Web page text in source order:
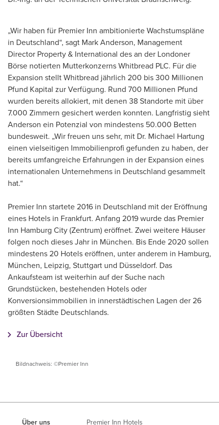
„Wir haben für Premier Inn ambitionierte Wachstumspläne
in Deutschland“, sagt Mark Anderson, Management
Director Property & International des an der Londoner
Börse notierten Mutterkonzerns Whitbread PLC. Für die
Expansion stellt Whitbread jährlich 200 bis 300 Millionen
Pfund Kapital zur Verfügung. Rund 700 Millionen Pfund
wurden bereits allokiert, mit denen 38 Standorte mit über
7.000 Zimmern gesichert werden konnten. Langfristig sieht
Anderson ein Potenzial von mindestens 50.000 Betten
bundesweit. „Wir freuen uns sehr, mit Dr. Michael Hartung
einen vielseitigen Immobilienprofi gefunden zu haben, der
bereits umfangreiche Erfahrungen in der Expansion eines
internationalen Unternehmens in Deutschland gesammelt
hat.“
Premier Inn startete 2016 in Deutschland mit der Eröffnung
eines Hotels in Frankfurt. Anfang 2019 wurde das Premier
Inn Hamburg City (Zentrum) eröffnet. Zwei weitere Häuser
folgen noch dieses Jahr in München. Bis Ende 2020 sollen
mindestens 20 Hotels eröffnen, unter anderem in Hamburg,
München, Leipzig, Stuttgart und Düsseldorf. Das
Ankaufsteam ist weiterhin auf der Suche nach
Grundstücken, bestehenden Hotels oder
Konversionsimmobilien in innerstädtischen Lagen der 26
größten Städte Deutschlands.
Zur Übersicht
Bildnachweis: ©Premier Inn
Über uns Premier Inn Hotels